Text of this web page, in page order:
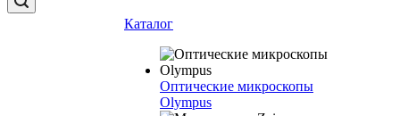
Каталог
Оптические микроскопы
Olympus